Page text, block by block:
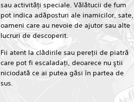
sau activităţi speciale. Vălătucii de fum
pot indica adăposturi ale inamicilor, sate,
oameni care au nevoie de ajutor sau alte
lucruri de descoperit.
Fii atent la clădirile sau pereţii de piatră
care pot fi escaladaţi, deoarece nu ştii
niciodată ce ai putea găsi în partea de
sus.